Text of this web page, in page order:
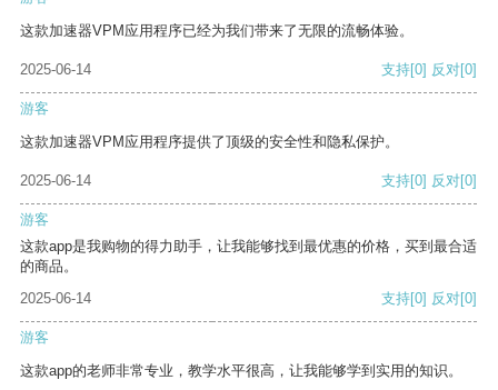
这款加速器VPM应用程序已经为我们带来了无限的流畅体验。
2025-06-14 支持[0] 反对[0]
游客
这款加速器VPM应用程序提供了顶级的安全性和隐私保护。
2025-06-14 支持[0] 反对[0]
游客
这款app是我购物的得力助手，让我能够找到最优惠的价格，买到最合适
的商品。
2025-06-14
支持[0] 反对[0]
游客
这款app的老师非常专业，教学水平很高，让我能够学到实用的知识。